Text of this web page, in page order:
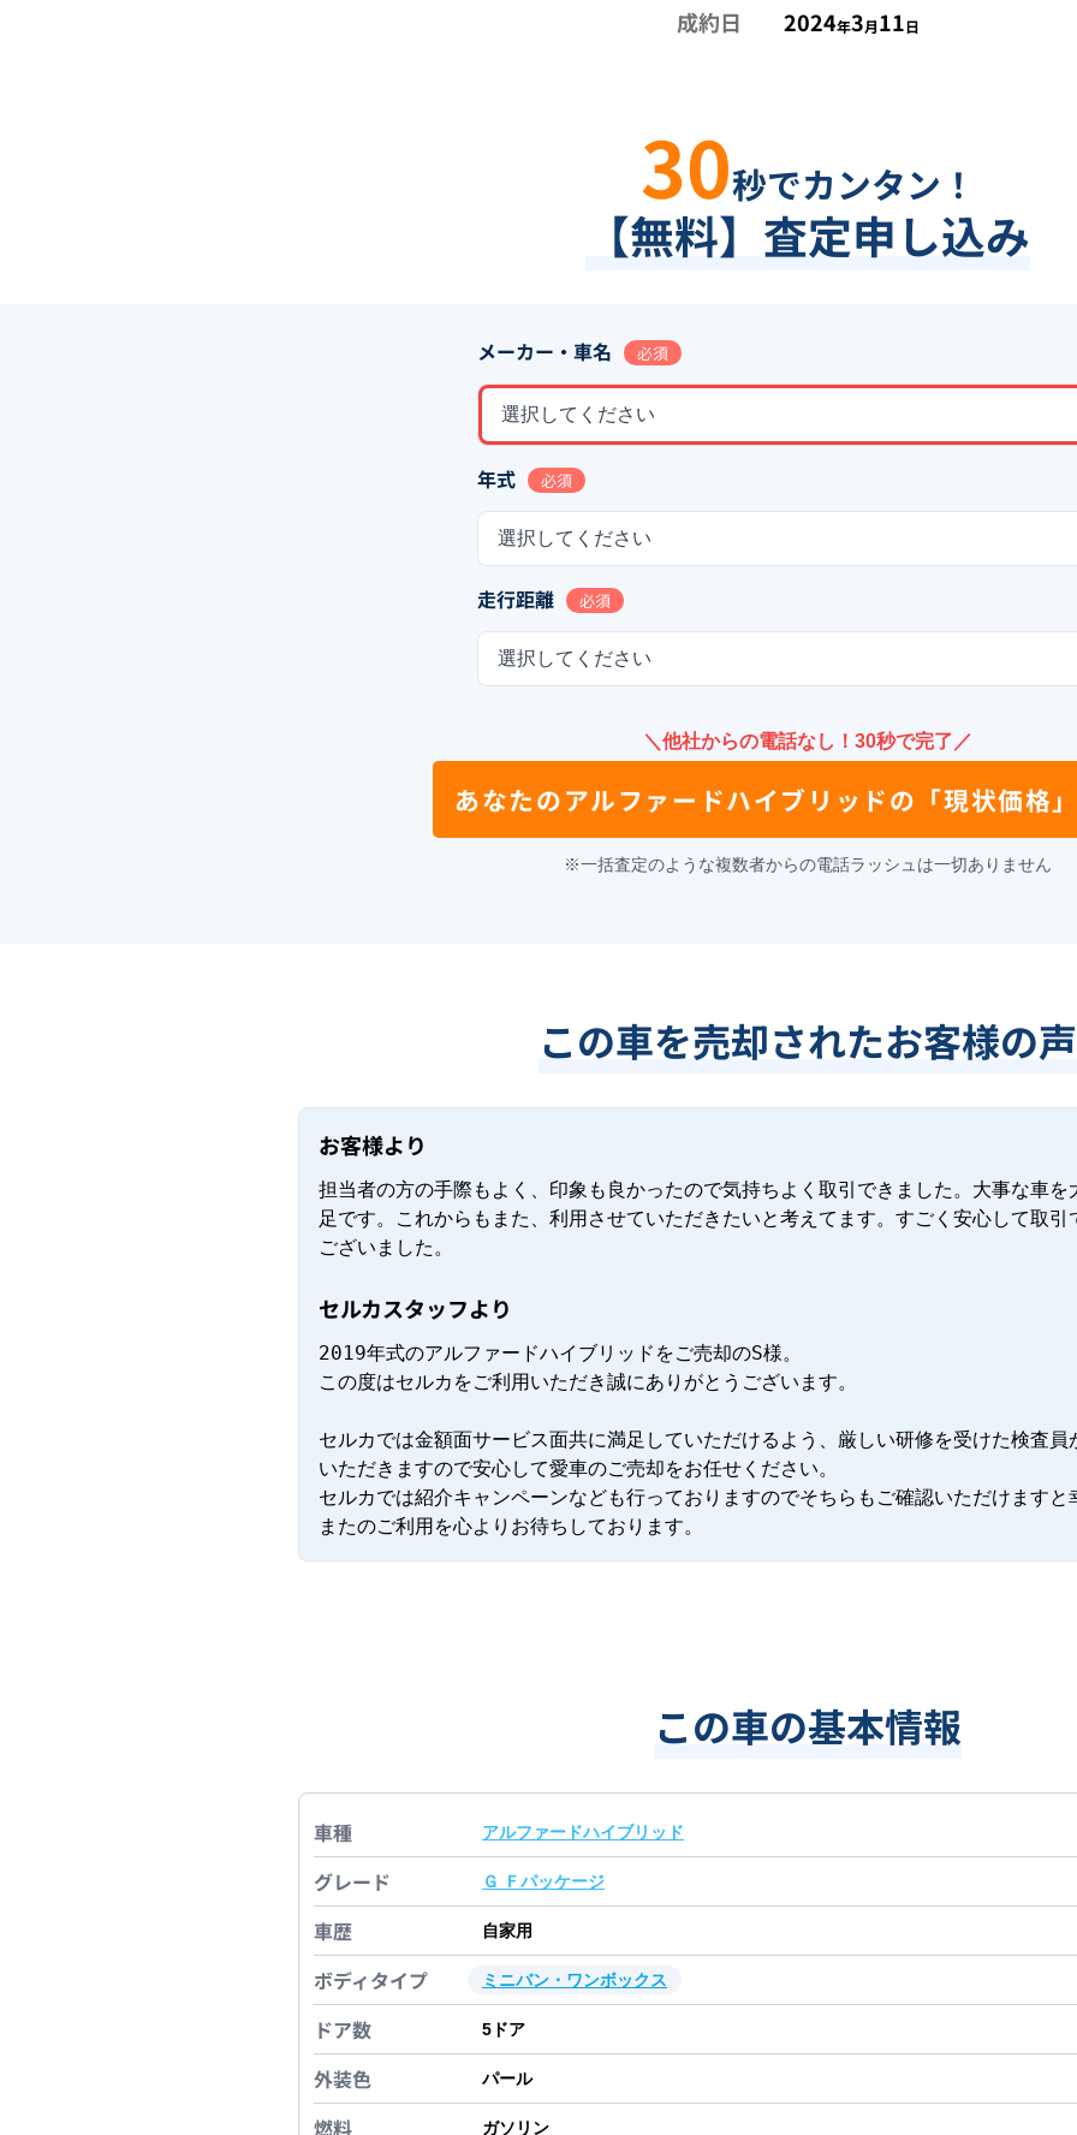
成約日 2024年3月11日
30秒でカンタン！
【無料】査定申し込み
メーカー・車名 必須
選択してください
年式 必須
選択してください
走行距離 必須
選択してください
＼他社からの電話なし！30秒で完了／
あなたのアルファードハイブリッドの 「現状価格
※一括査定のような複数者からの電話ラッシュは一切ありません
この車を売却されたお客様の声
お客様より
担当者の方の手際もよく、印象も良かったので気持ちよく取引できました。大事な車
足です。これからもまた、利用させていただきたいと考えてます。すごく安心して取
ございました。
セルカスタッフより
2019年式のアルファードハイブリッドをご売却のS様。
この度はセルカをご利用いただき誠にありがとうございます。
セルカでは金額面サービス面共に満足していただけるよう、厳しい研修を受けた検査
いただきますので安心して愛車のご売却をお任せください。
セルカでは紹介キャンペーンなども行っておりますのでそちらもご確認いただけますと
またのご利用を心よりお待ちしております。
この車の基本情報
車種 アルファードハイブリッド
グレード Ｇ Ｆパッケージ
車歴 自家用
ボディタイプ ミニバン・ワンボックス
ドア数 5 ドア
外装色 パール
燃料 ガソリン